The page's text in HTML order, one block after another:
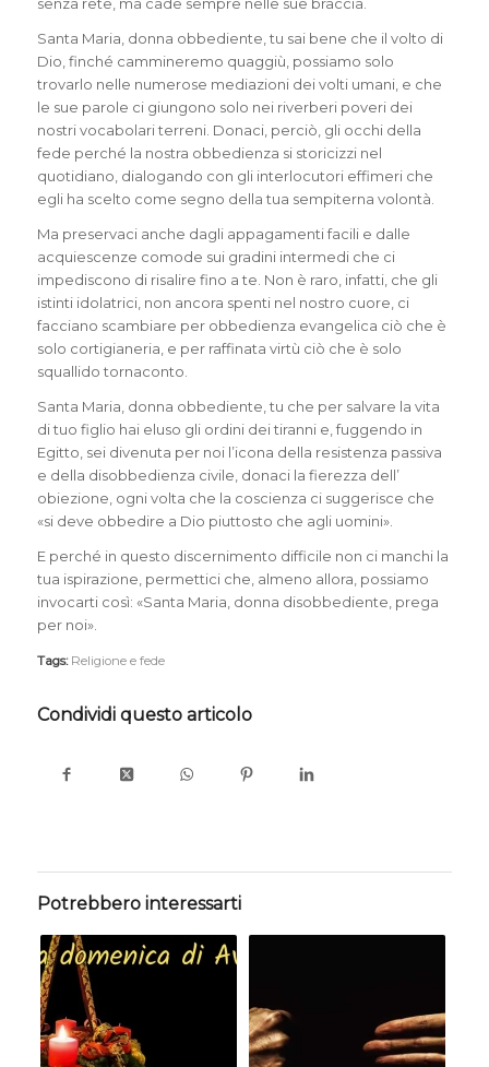
Santa Maria, donna obbediente, tu sai bene che il volto di
Dio, finché cammineremo quaggiù, possiamo solo
trovarlo nelle numerose mediazioni dei volti umani, e che
le sue parole ci giungono solo nei riverberi poveri dei
nostri vocabolari terreni. Donaci, perciò, gli occhi della
fede perché la nostra obbedienza si storicizzi nel
quotidiano, dialogando con gli interlocutori effimeri che
egli ha scelto come segno della tua sempiterna volontà.
Ma preservaci anche dagli appagamenti facili e dalle
acquiescenze comode sui gradini intermedi che ci
impediscono di risalire fino a te. Non è raro, infatti, che gli
istinti idolatrici, non ancora spenti nel nostro cuore, ci
facciano scambiare per obbedienza evangelica ciò che è
solo cortigianeria, e per raffinata virtù ciò che è solo
squallido tornaconto.
Santa Maria, donna obbediente, tu che per salvare la vita
di tuo figlio hai eluso gli ordini dei tiranni e, fuggendo in
Egitto, sei divenuta per noi l’icona della resistenza passiva
e della disobbedienza civile, donaci la fierezza dell’
obiezione, ogni volta che la coscienza ci suggerisce che
«si deve obbedire a Dio piuttosto che agli uomini».
E perché in questo discernimento difficile non ci manchi la
tua ispirazione, permettici che, almeno allora, possiamo
invocarti così: «Santa Maria, donna disobbediente, prega
per noi».
Tags: Religione e fede
Condividi questo articolo
Potrebbero interessarti